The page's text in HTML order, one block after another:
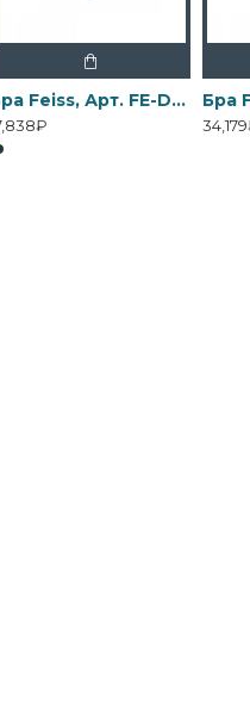
Бра Feiss, Арт. FE-DRAWING-ROOM-WU2